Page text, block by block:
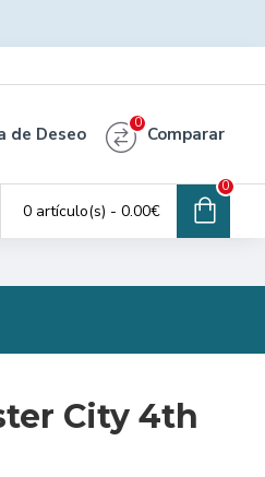
de Deseo Comparar
0
0 artículo(s) - 0.00€
0
City 4th